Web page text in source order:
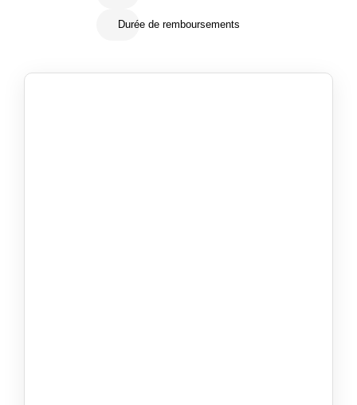
Durée de remboursements